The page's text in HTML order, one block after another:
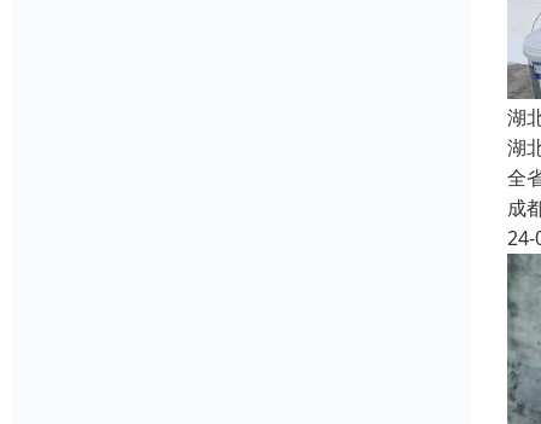
湖
湖
全
成
24-